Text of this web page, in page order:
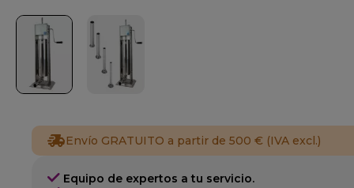
Envío GRATUITO a partir de 500 € (IVA excl.)
Equipo de expertos a tu servicio.